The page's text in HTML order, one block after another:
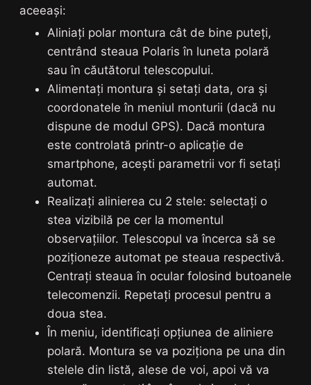
aceeași:
Aliniați polar montura cât de bine puteți,
centrând steaua Polaris în luneta polară
sau în căutătorul telescopului.
Alimentați montura și setați data, ora și
coordonatele în meniul monturii (dacă nu
dispune de modul GPS). Dacă montura
este controlată printr-o aplicație de
smartphone, acești parametrii vor fi setați
automat.
Realizați alinierea cu 2 stele: selectați o
stea vizibilă pe cer la momentul
observațiilor. Telescopul va încerca să se
poziționeze automat pe steaua respectivă.
Centrați steaua în ocular folosind butoanele
telecomenzii. Repetați procesul pentru a
doua stea.
În meniu, identificați opțiunea de aliniere
polară. Montura se va poziționa pe una din
stelele din listă, alese de voi, apoi vă va